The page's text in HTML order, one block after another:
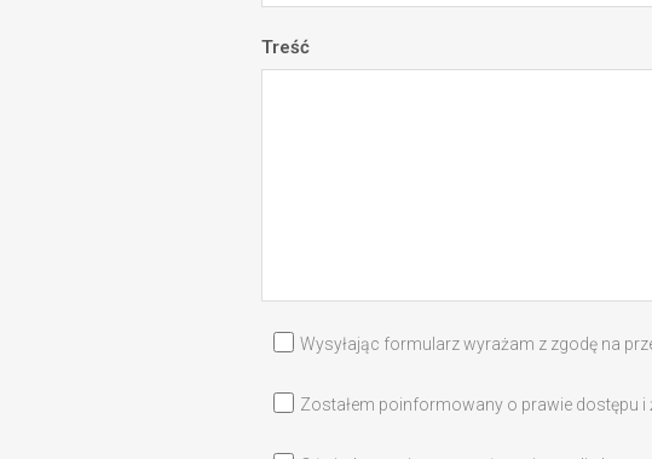
Treść
Wysyłając formularz wyrażam z zgodę na
Zostałem poinformowany o prawie dostępu i